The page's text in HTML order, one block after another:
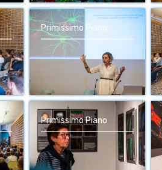
Primissimo Piano
Primissimo Piano